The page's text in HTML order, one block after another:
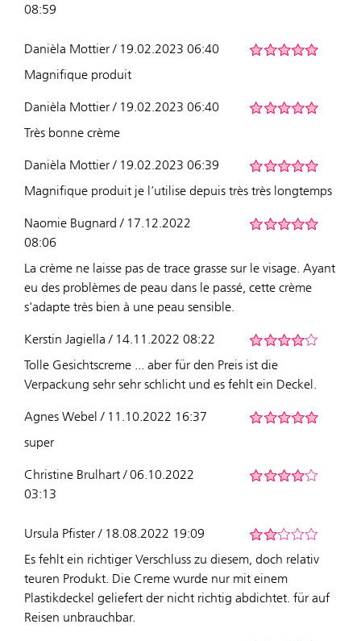
08:59
Danièla Mottier / 19.02.2023 06:40
Magnifique produit
Danièla Mottier / 19.02.2023 06:40
Très bonne crème
Danièla Mottier / 19.02.2023 06:39
Magnifique produit je l’utilise depuis très très longtemps
Naomie Bugnard / 17.12.2022
08:06
La crème ne laisse pas de trace grasse sur le visage. Ayant
eu des problèmes de peau dans le passé, cette crème
s'adapte très bien à une peau sensible.
Kerstin Jagiella / 14.11.2022 08:22
Tolle Gesichtscreme ... aber für den Preis ist die
Verpackung sehr sehr schlicht und es fehlt ein Deckel.
Agnes Webel / 11.10.2022 16:37
super
Christine Brulhart / 06.10.2022
03:13
Ursula Pfister / 18.08.2022 19:09
Es fehlt ein richtiger Verschluss zu diesem, doch relativ
teuren Produkt. Die Creme wurde nur mit einem
Plastikdeckel geliefert der nicht richtig abdichtet. für auf
Reisen unbrauchbar.